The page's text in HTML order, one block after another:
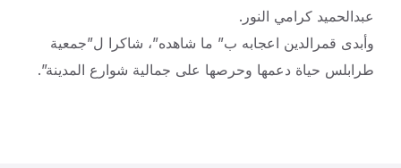
عبدالحميد كرامي النور.
وأبدى قمرالدين اعجابه ب” ما شاهده”، شاكرا ل”جمعية
طرابلس حياة دعمها وحرصها على جمالية شوارع المدينة”.